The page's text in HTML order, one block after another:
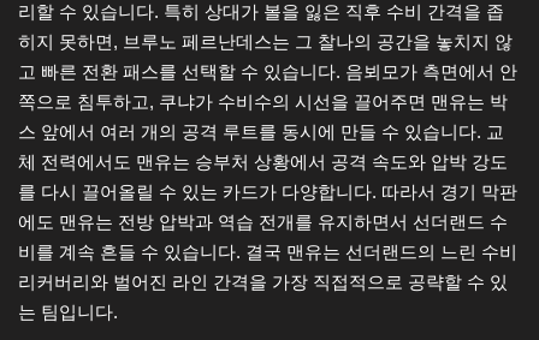
리할 수 있습니다. 특히 상대가 볼을 잃은 직후 수비 간격을 좁
히지 못하면, 브루노 페르난데스는 그 찰나의 공간을 놓치지 않
고 빠른 전환 패스를 선택할 수 있습니다. 음뵈모가 측면에서 안
쪽으로 침투하고, 쿠냐가 수비수의 시선을 끌어주면 맨유는 박
스 앞에서 여러 개의 공격 루트를 동시에 만들 수 있습니다. 교
체 전력에서도 맨유는 승부처 상황에서 공격 속도와 압박 강도
를 다시 끌어올릴 수 있는 카드가 다양합니다. 따라서 경기 막판
에도 맨유는 전방 압박과 역습 전개를 유지하면서 선더랜드 수
비를 계속 흔들 수 있습니다. 결국 맨유는 선더랜드의 느린 수비
리커버리와 벌어진 라인 간격을 가장 직접적으로 공략할 수 있
는 팀입니다.